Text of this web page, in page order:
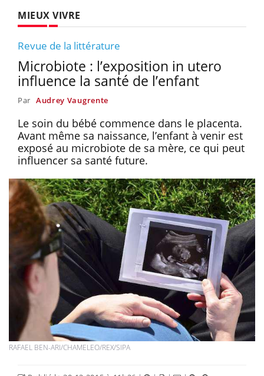
MIEUX VIVRE
Revue de la littérature
Microbiote : l’exposition in utero
influence la santé de l’enfant
Par Audrey Vaugrente
Le soin du bébé commence dans le placenta.
Avant même sa naissance, l’enfant à venir est
exposé au microbiote de sa mère, ce qui peut
influencer sa santé future.
RAFAEL BEN-ARI/CHAMELEO/REX/SIPA